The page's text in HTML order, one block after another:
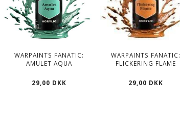
WARPAINTS FANATIC:
AMULET AQUA
29,00 DKK
WARPAINTS FANATIC:
FLICKERING FLAME
29,00 DKK